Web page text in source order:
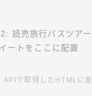
読売旅行バスツア
イートをここに配置
で取得したHTMLに差